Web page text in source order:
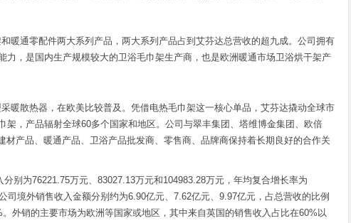
暖通零配件两大系列产品，两大系列产品占到艾芬达总营收的超九成。公司拥有
力，是国内生产规模较大的卫浴毛巾架生产商，也是欧洲暖通市场卫浴烘干架产
暖散热器，在欧美比较普及。凭借电热毛巾架这一核心单品，艾芬达撬动全球市
架，产品辐射全球60多个国家和地区。公司与翠丰集团、塔维博金集团、欧倍
材产品、暖通产品、卫浴产品批发商、零售商、品牌商保持着长期良好的合作关
别为76221.75万元、83027.13万元和104983.28万元，年均复合增长率为
司境外销售收入金额分别约为6.90亿元、7.62亿元、9.97亿元，占总营收的比例
外销的主要市场为欧洲等国家或地区，其中来自英国的销售收入占比在60%以